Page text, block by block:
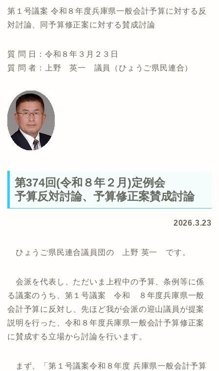
第１号議案 令和８年度兵庫県一般会計予算に対する反
対討論、同予算修正案に対する賛成討論
質 問 日：令和８年３月２３日
質 問 者：上野 英一 議員（ひょうご県民連合）
第374回(令和８年２月)定例会
予算反対討論、予算修正案賛成討論
2026.3.23
ひょうご県民連合議員団の 上野 英一 です。
会派を代表し、ただいま上程中の予算、条例等に係
る議案のうち、第１号議案 令和 ８年度兵庫県一般
会計予算に反対し、先ほど我が会派の迎山議員が提案
説明を行った、令和８年度兵庫県一般会計予算修正案
に賛成する立場から討論を行います。
まず、「第１号議案令和８年度 兵庫県一般会計予算